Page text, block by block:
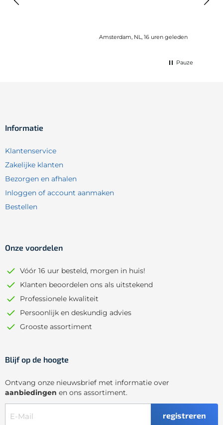
Amsterdam, NL, 16 uren geleden
Pauze
Informatie
Klantenservice
Zakelijke klanten
Bezorgen en afhalen
Inloggen of account aanmaken
Bestellen
Onze voordelen
Vóór 16 uur besteld, morgen in huis!
Klanten beoordelen ons als uitstekend
Professionele kwaliteit
Persoonlijk en deskundig advies
Grooste assortiment
Blijf op de hoogte
Ontvang onze nieuwsbrief met informatie over
aanbiedingen en ons assortiment.
registreren